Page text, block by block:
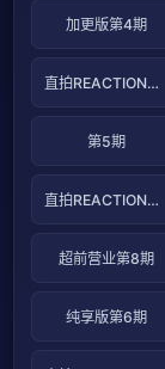
加更版第4期
直拍REACTION第8期
第5期
直拍REACTION第9期
超前营业第8期
纯享版第6期